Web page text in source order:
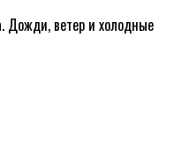
Дожди, ветер и холодные